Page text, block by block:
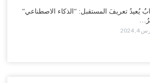
يُعيدُ تعريفَ المستقبل: “الذكاء الاصطناعي“
2024